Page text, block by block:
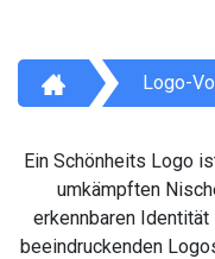
Logo-
Ein Schönheits Logo
umkämpften
erkennbaren
beeindruckenden